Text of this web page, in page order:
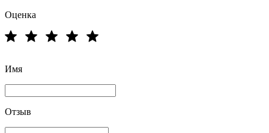
Оценка
Имя
Отзыв